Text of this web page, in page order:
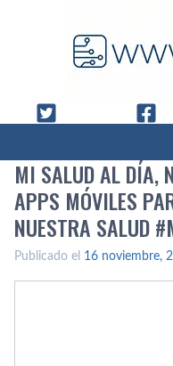
MI SALUD AL DÍ­A,
APPS MÓVILES
NUESTRA SALUD
Publicado el 16 noviembre,